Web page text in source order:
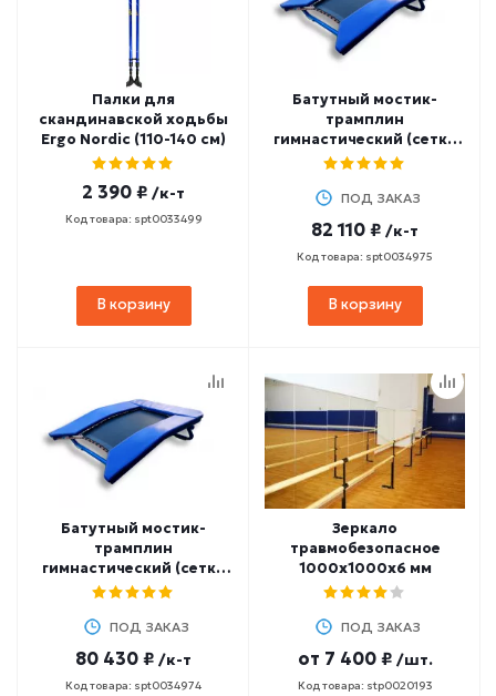
Палки для
скандинавской ходьбы
Ergo Nordic (110-140 см)
2 390 ₽ /к-т
Код товара: spt0033499
В корзину
Батутный мостик-
трамплин
гимнастический (сетка
ПВХ - Semi, белый)
ПОД ЗАКАЗ
82 110 ₽ /к-т
Код товара: spt0034975
В корзину
Батутный мостик-
трамплин
гимнастический (сетка
ПВХ - Permatron, черный)
ПОД ЗАКАЗ
80 430 ₽ /к-т
Код товара: spt0034974
Зеркало
травмобезопасное
1000х1000х6 мм
ПОД ЗАКАЗ
от 7 400 ₽ /шт.
Код товара: stp0020193